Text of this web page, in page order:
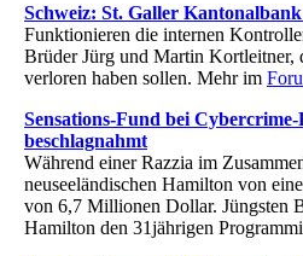
Schweiz: St. Galler
Funktionieren die internen
Brüder Jürg und Martin Kortleitner,
verloren haben sollen. Mehr im
Sensations-Fund bei
beschlagnahmt
Während einer Razzia im
neuseeländischen Hamilton von
von 6,7 Millionen Dollar. Jüngsten
Hamilton den 31jährigen